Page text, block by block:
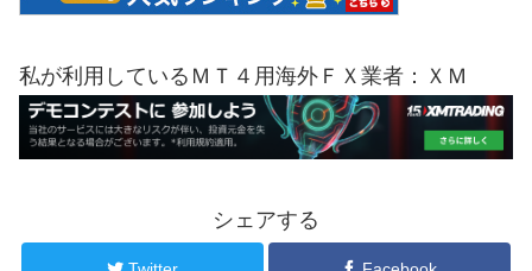
私が利用しているＭＴ４用海外ＦＸ業者：ＸＭ
シェアする